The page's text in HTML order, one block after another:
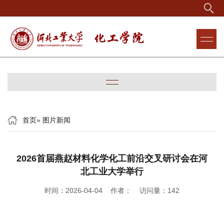
首页» 图片新闻
2026首届燕赵材料化学化工前沿交叉研讨会在河
北工业大学举行
时间：2026-04-04 作者： 访问量： 142